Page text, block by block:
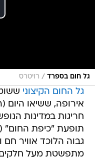
גל חום בספרד / רויטרס
גל החום הקיצוני
אירופה, ששיאו היום
חריגות במדינות
גבוה הלוכד אוויר חם
מתפשטת מעל חלקים